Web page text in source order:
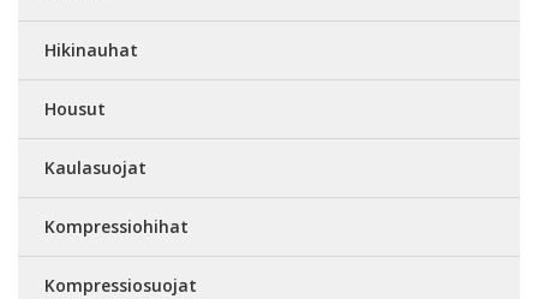
Hikinauhat
Housut
Kaulasuojat
Kompressiohihat
Kompressiosuojat